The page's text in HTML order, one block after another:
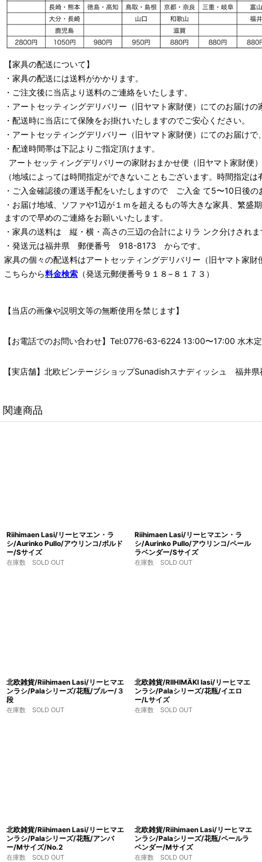
【家具の配送について】
・家具の配送には送料がかかります。
・ご注文後に当店より送料のご連絡をいたします。
・ アートセッティングデリバリー （旧ヤマト家財便） にてのお届けの
・配送時に当店にて保険をお掛けいたしますのでご安心ください。
・ アートセッティングデリバリー （旧ヤマト家財便） にてのお届けで
・配達時間帯は下記よりご指定頂けます。
アートセッティングデリバリーの家財おまかせ便 （旧ヤマト家財便
（地域によっては時間指定ができないこともございます。時間指定
・ご入金確認後の運送手配をいたしますので ご入金 て5〜10日後の
・お届け地域、ソファや1辺が１ｍを超えるもの等大きな家具、繁
ますので早めのご連絡をお願いいたします。
・家具の送料は 縦・横・高さの三辺の合計によりラ ンク分けされま
・発送元は福井県 郵便番号 918-8173 からです。
家具の個々の配送料はアートセッティングデリバリー （旧ヤマト家財
こちらから料金検索 （発送元郵便番号９１８−８１７３）
【当店の画像や説明文等の無断使用を禁じます】
【お電話でのお問い合わせ】Tel:0776-63-6224 13:00〜17:00 水木
【実店舗】北欧ビンテージショップSunadishスナディッシュ 福井
関連商品
Riihimaen Lasi/リーヒマエン・ラ
シ/Aurinko Pullo/アウリンコ/ボルド
ー/Sサイズ
在庫数 SOLD OUT
Riihimaen Lasi/リーヒマエン・ラ
シ/Aurinko Pullo/アウリンコ/ペール
ラベンダー/Sサイズ
在庫数 SOLD OUT
北欧雑貨/Riihimaen Lasi/リーヒマエ
ンラシ/Palaシリーズ/花瓶/ブルー/３
段
在庫数 SOLD OUT
北欧雑貨/RIIHIMÄKI lasi/リーヒマエ
ンラシ/Palaシリーズ/花瓶/イエロ
ー/Lサイズ
在庫数 SOLD OUT
北欧雑貨/Riihimaen Lasi/リーヒマエ
ンラシ/Palaシリーズ/花瓶/アンバ
ー/Mサイズ/No.2
在庫数 SOLD OUT
北欧雑貨/Riihimaen Lasi/リーヒマエ
ンラシ/Palaシリーズ/花瓶/ペールラ
ベンダー/Mサイズ
在庫数 SOLD OUT